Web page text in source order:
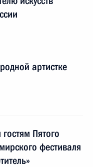
артистке
Пятого
фестиваля